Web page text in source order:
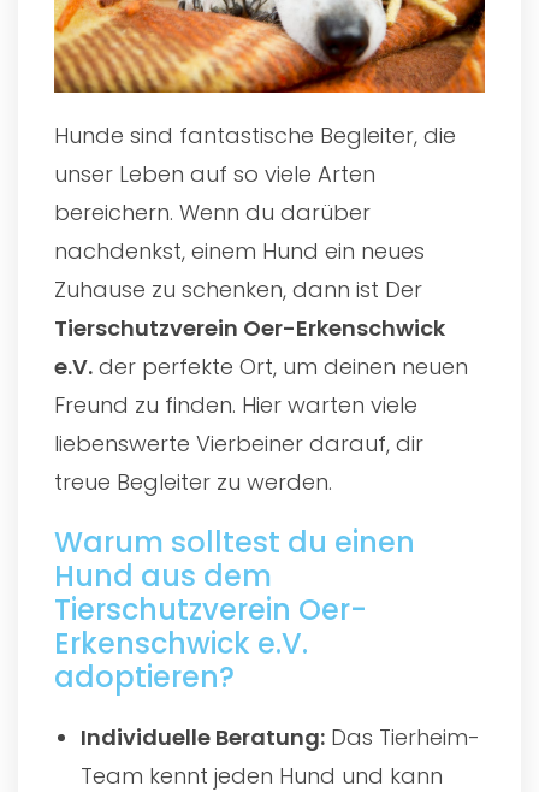
Hunde sind fantastische Begleiter, die
unser Leben auf so viele Arten
bereichern. Wenn du darüber
nachdenkst, einem Hund ein neues
Zuhause zu schenken, dann ist Der
Tierschutzverein Oer-Erkenschwick
e.V. der perfekte Ort, um deinen neuen
Freund zu finden. Hier warten viele
liebenswerte Vierbeiner darauf, dir
treue Begleiter zu werden.
Warum solltest du einen
Hund aus dem
Tierschutzverein Oer-
Erkenschwick e.V.
adoptieren?
Individuelle Beratung: Das Tierheim-
Team kennt jeden Hund und kann